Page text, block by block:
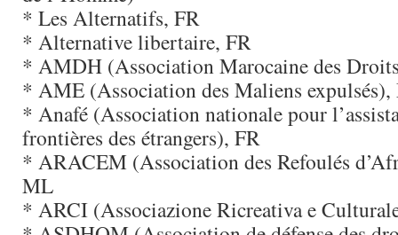
* Les Alternatifs, FR
* Alternative libertaire, FR
* AMDH (Association Marocaine des
* AME (Association des Maliens
* Anafé (Association nationale pour
frontières des étrangers), FR
* ARACEM (Association des Refoulés
ML
* ARCI (Associazione Ricreativa e